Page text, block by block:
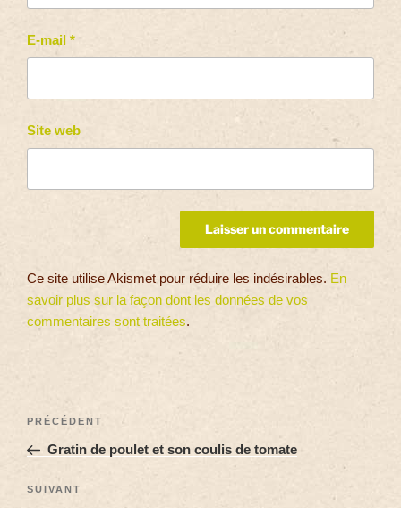
E-mail *
Site web
Ce site utilise Akismet pour réduire les indésirables. En
savoir plus sur la façon dont les données de vos
commentaires sont traitées.
PRÉCÉDENT
Gratin de poulet et son coulis de tomate
SUIVANT